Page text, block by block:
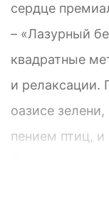
сердце
– «Лазурный
квадратные
и релаксации.
оазисе
пением птиц, и